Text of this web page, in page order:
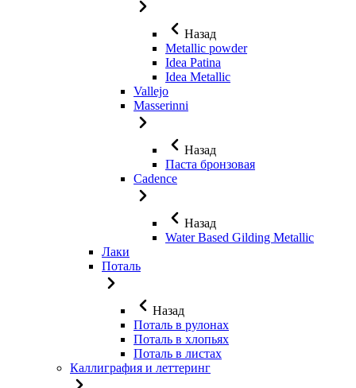
Назад
Metallic powder
Idea Patina
Idea Metallic
Vallejo
Masserinni
Назад
Паста бронзовая
Cadence
Назад
Water Based Gilding Metallic
Лаки
Поталь
Назад
Поталь в рулонах
Поталь в хлопьях
Поталь в листах
Каллиграфия и леттеринг